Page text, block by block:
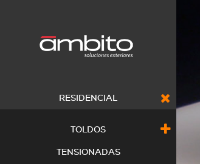
RESIDENCIAL
TOLDOS
TENSIONADAS